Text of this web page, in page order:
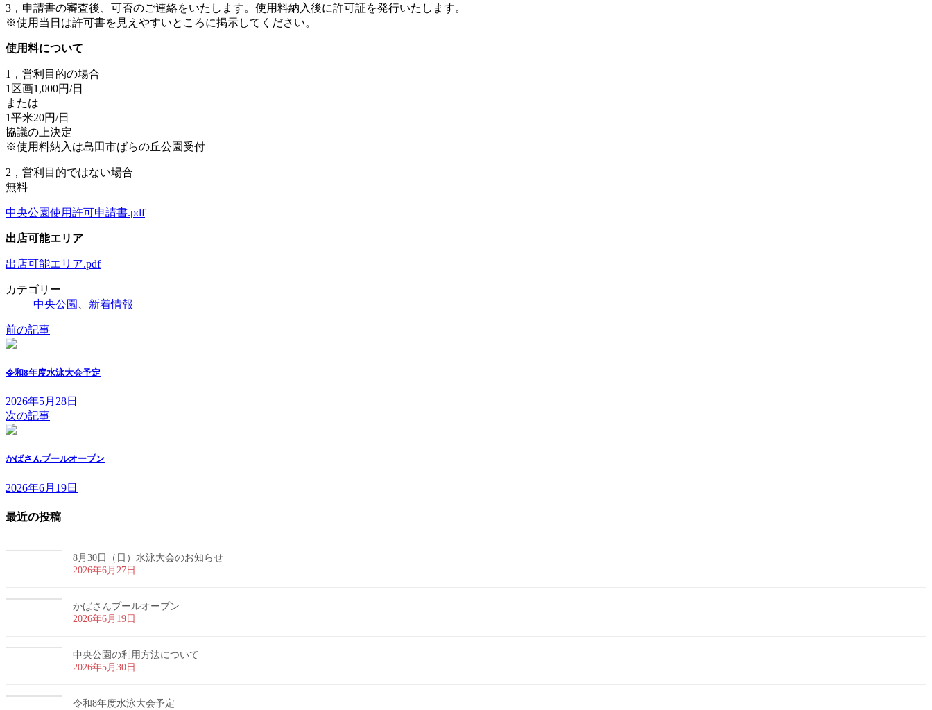
3，申請書の審査後、可否のご連絡をいたします。使用料納入後に許可証を発行いたします。
※使用当日は許可書を見えやすいところに掲示してください。
使用料について
1，営利目的の場合
1区画1,000円/日
または
1平米20円/日
協議の上決定
※使用料納入は島田市ばらの丘公園受付
2，営利目的ではない場合
無料
中央公園使用許可申請書.pdf
出店可能エリア
出店可能エリア.pdf
カテゴリー
中央公園
新着情報
前の記事
令和8年度水泳大会予定
2026年5月28日
次の記事
かばさんプールオープン
2026年6月19日
最近の投稿
8月30日（日）水泳大会のお知らせ
2026年6月27日
かばさんプールオープン
2026年6月19日
中央公園の利用方法について
2026年5月30日
令和8年度水泳大会予定